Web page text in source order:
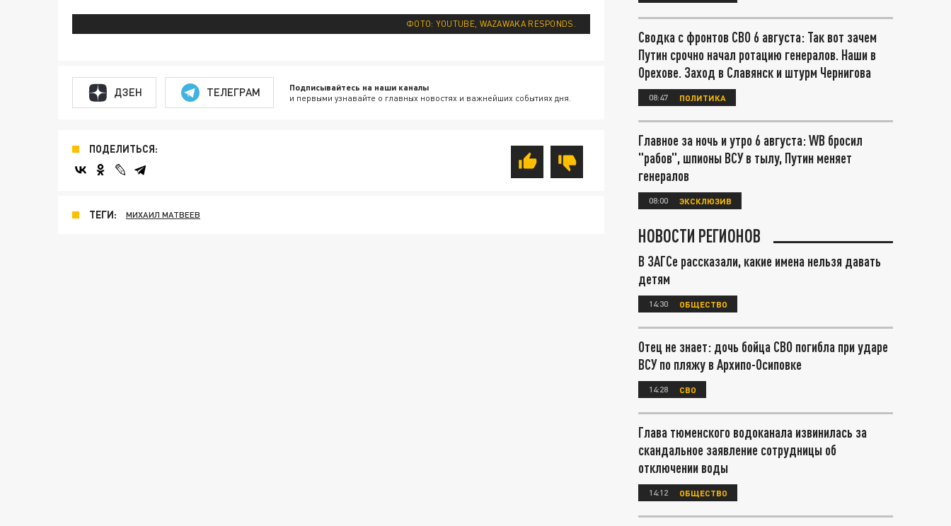
ФОТО: YOUTUBE, WAZAWAKA RESPONDS.
ДЗЕН ТЕЛЕГРАМ Подписывайтесь на наши каналы
и первыми узнавайте о главных новостях и важнейших событиях дня.
ПОДЕЛИТЬСЯ:
ТЕГИ: МИХАИЛ МАТВЕЕВ
Сводка с фронтов СВО 6 августа: Так вот зачем
Путин срочно начал ротацию генералов. Наши в
Орехове. Заход в Славянск и штурм Чернигова
08:47 ПОЛИТИКА
Главное за ночь и утро 6 августа: WB бросил
"рабов", шпионы ВСУ в тылу, Путин меняет
генералов
08:00 ЭКСКЛЮЗИВ
НОВОСТИ РЕГИОНОВ
В ЗАГСе рассказали, какие имена нельзя давать
детям
14:30 ОБЩЕСТВО
Отец не знает: дочь бойца СВО погибла при ударе
ВСУ по пляжу в Архипо-Осиповке
14:28 СВО
Глава тюменского водоканала извинилась за
скандальное заявление сотрудницы об
отключении воды
14:12 ОБЩЕСТВО